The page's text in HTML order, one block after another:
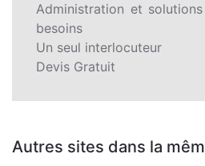
Administration et
besoins
Un seul interlocuteur
Devis Gratuit
Autres sites dans la